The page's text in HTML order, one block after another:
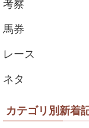
考察
馬券
レース
ネタ
カテゴリ別新着